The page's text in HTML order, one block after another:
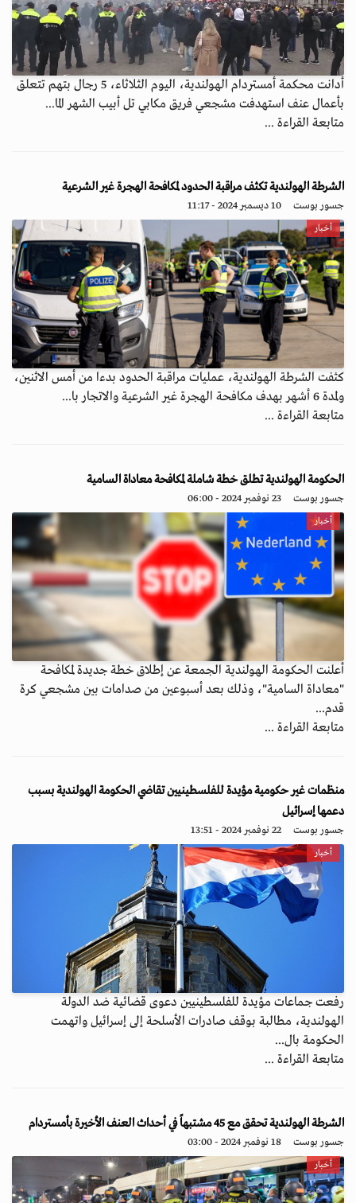
أدانت محكمة أمستردام الهولندية، اليوم الثلاثاء، 5 رجال بتهم تتعلق
بأعمال عنف استهدفت مشجعي فريق مكابي تل أبيب الشهر الما...
متابعة القراءة ...
الشرطة الهولندية تكثف مراقبة الحدود لمكافحة الهجرة غير الشرعية
جسور بوست 10 ديسمبر 2024 - 11:17
أخبار
كثفت الشرطة الهولندية، عمليات مراقبة الحدود بدءا من أمس الاثنين،
ولمدة 6 أشهر بهدف مكافحة الهجرة غير الشرعية والاتجار با...
متابعة القراءة ...
الحكومة الهولندية تطلق خطة شاملة لمكافحة معاداة السامية
جسور بوست 23 نوفمبر 2024 - 06:00
أخبار
أعلنت الحكومة الهولندية الجمعة عن إطلاق خطة جديدة لمكافحة
"معاداة السامية"، وذلك بعد أسبوعين من صدامات بين مشجعي كرة
قدم...
متابعة القراءة ...
منظمات غير حكومية مؤيدة للفلسطينيين تقاضي الحكومة الهولندية بسبب
دعمها إسرائيل
جسور بوست 22 نوفمبر 2024 - 13:51
أخبار
رفعت جماعات مؤيدة للفلسطينيين دعوى قضائية ضد الدولة
الهولندية، مطالبة بوقف صادرات الأسلحة إلى إسرائيل واتهمت
الحكومة بال...
متابعة القراءة ...
الشرطة الهولندية تحقق مع 45 مشتبهاً في أحداث العنف الأخيرة بأمستردام
جسور بوست 18 نوفمبر 2024 - 03:00
أخبار